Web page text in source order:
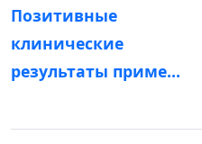
Позитивные
клинические
результаты приме…